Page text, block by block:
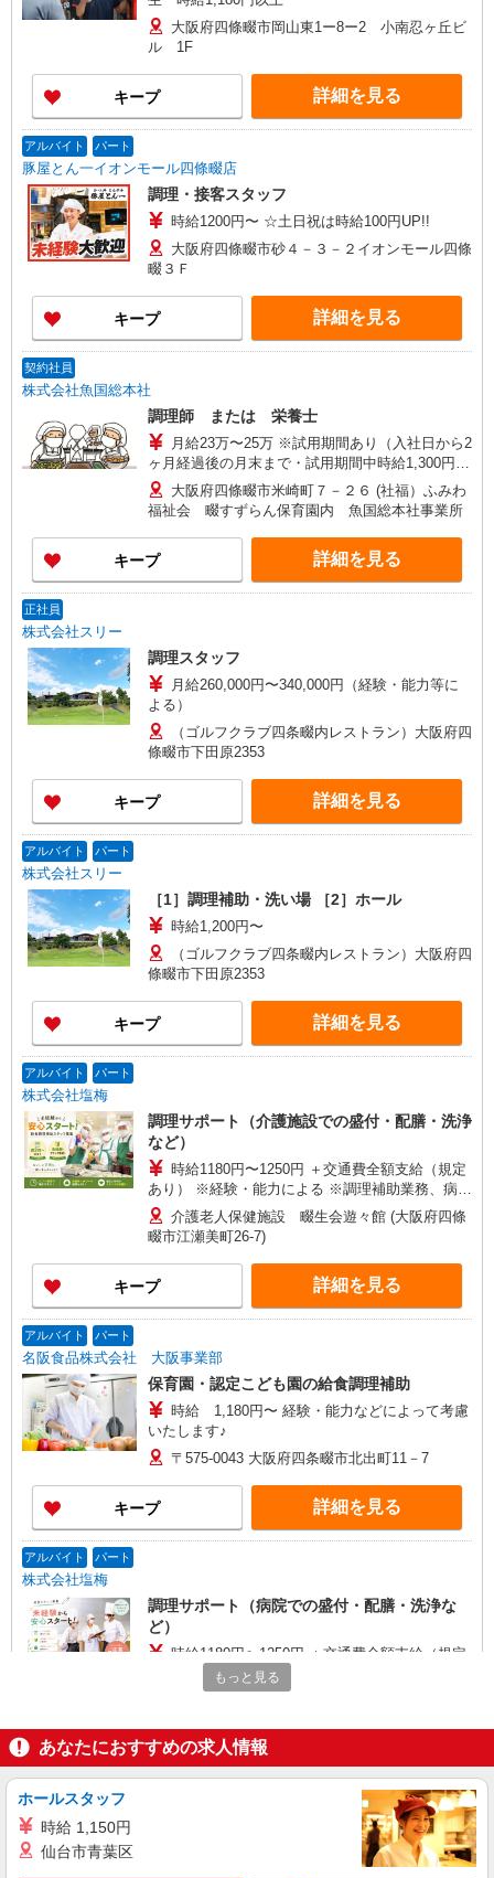
大阪府四條畷市岡山東1ー8ー2 小南忍ヶ丘ビ
ル 1F
キープ 詳細を見る
アルバイト パート
豚屋とん一イオンモール四條畷店
調理・接客スタッフ
時給1200円〜 ☆土日祝は時給100円UP!!
大阪府四條畷市砂４－３－２イオンモール四條
畷３Ｆ
キープ 詳細を見る
契約社員
株式会社魚国総本社
調理師 または 栄養士
月給23万〜25万 ※試用期間あり（入社日から2
ヶ月経過後の月末まで・試用期間中時給1,300円）
※スキルにより昇給あり
大阪府四條畷市米崎町７－２６ (社福）ふみわ
福祉会 畷すずらん保育園内 魚国総本社事業所
キープ 詳細を見る
正社員
株式会社スリー
調理スタッフ
月給260,000円〜340,000円（経験・能力等に
よる）
（ゴルフクラブ四条畷内レストラン）大阪府四
條畷市下田原2353
キープ 詳細を見る
アルバイト パート
株式会社スリー
［1］調理補助・洗い場 ［2］ホール
時給1,200円〜
（ゴルフクラブ四条畷内レストラン）大阪府四
條畷市下田原2353
キープ 詳細を見る
アルバイト パート
株式会社塩梅
調理サポート（介護施設での盛付・配膳・洗浄
など）
時給1180円〜1250円 ＋交通費全額支給（規定
あり） ※経験・能力による ※調理補助業務、病
院・福祉施設経験者歓迎！
介護老人保健施設 畷生会遊々館 (大阪府四條
畷市江瀬美町26-7)
キープ 詳細を見る
アルバイト パート
名阪食品株式会社 大阪事業部
保育園・認定こども園の給食調理補助
時給 1,180円〜 経験・能力などによって考慮
いたします♪
〒575-0043 大阪府四条畷市北出町11－7
キープ 詳細を見る
アルバイト パート
株式会社塩梅
調理サポート（病院での盛付・配膳・洗浄な
ど）
時給1180円〜1250円 ＋交通費全額支給（規定
院・福祉施設経験者歓迎！
キープ 詳細を見る
アルバイト パート
有限会社マルフクメディカルフーズ
高齢者向け施設厨房内での盛付スタッフ
もっと見る
あなたにおすすめの求人情報
ホールスタッフ
時給 1,150円
仙台市青葉区